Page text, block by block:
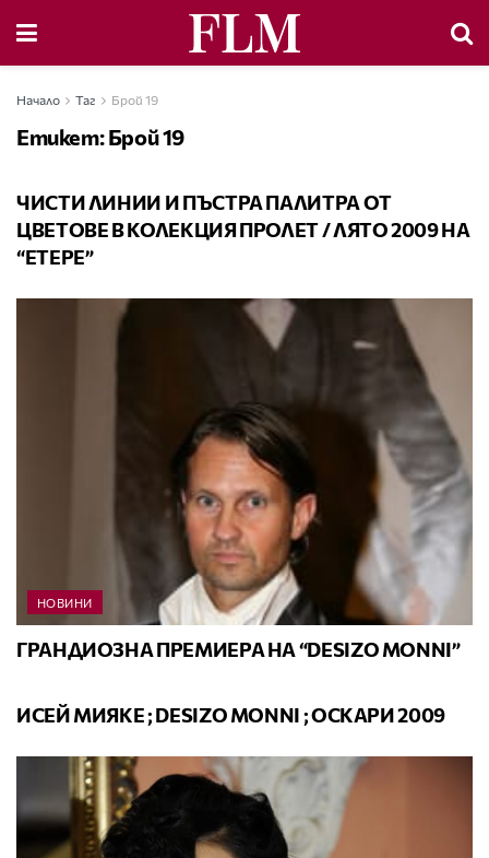
Начало Таг Брой 19
Етикет:Брой 19
ЧИСТИ ЛИНИИ И ПЪСТРА ПАЛИТРА ОТ
ЦВЕТОВЕ В КОЛЕКЦИЯ ПРОЛЕТ / ЛЯТО 2009 НА
“ЕТЕРЕ”
НОВИНИ
ГРАНДИОЗНА ПРЕМИЕРА НА “DESIZO MONNI”
ИСЕЙ МИЯКЕ ; DESIZO MONNI ; ОСКАРИ 2009